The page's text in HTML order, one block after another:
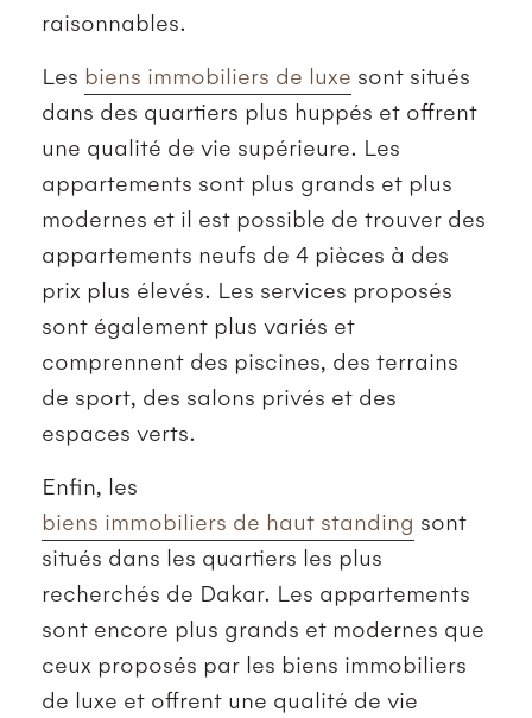
raisonnables.
Les biens immobiliers de luxe sont situés
dans des quartiers plus huppés et offrent
une qualité de vie supérieure. Les
appartements sont plus grands et plus
modernes et il est possible de trouver des
appartements neufs de 4 pièces à des
prix plus élevés. Les services proposés
sont également plus variés et
comprennent des piscines, des terrains
de sport, des salons privés et des
espaces verts.
Enfin, les
biens immobiliers de haut standing sont
situés dans les quartiers les plus
recherchés de Dakar. Les appartements
sont encore plus grands et modernes que
ceux proposés par les biens immobiliers
de luxe et offrent une qualité de vie